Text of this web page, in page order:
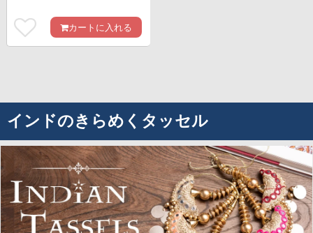
カートに入れる
インドのきらめくタッセル